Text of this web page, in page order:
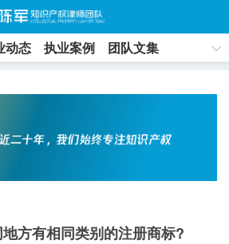
动态 执业案例
团队文集
方有相同类别的注册商标?